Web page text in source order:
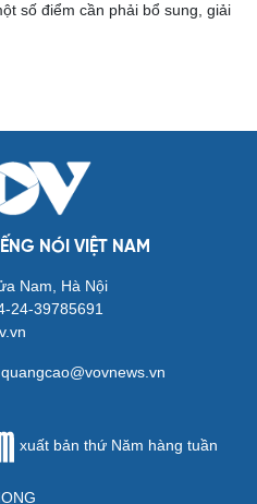
số điểm cần phải bổ sung, giải
NÓI VIỆT NAM
Nam, Hà Nội
24-39785691
xuất bản thứ Năm hàng tuần